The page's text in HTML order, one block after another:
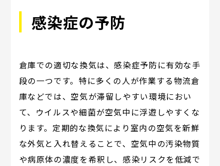
感染症の予防
倉庫での適切な換気は、感染症予防に有効な手
段の一つです。特に多くの人が作業する物流倉
庫などでは、空気が滞留しやすい環境におい
て、ウイルスや細菌が空気中に浮遊しやすくな
ります。定期的な換気により室内の空気を新鮮
な外気と入れ替えることで、空気中の汚染物質
や病原体の濃度を希釈し、感染リスクを低減で